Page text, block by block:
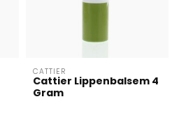
CATTIER
Cattier Lippenbalsem 4
Gram